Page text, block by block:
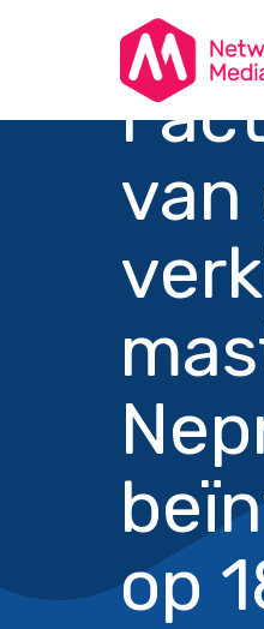
van
op